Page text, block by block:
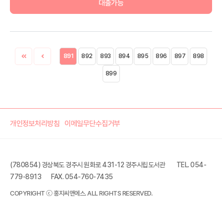
대출가능
891 892 893 894 895 896 897 898
899
개인정보처리방침 이메일무단수집거부
(780854) 경상북도 경주시 원화로 431-12 경주시립도서관
TEL. 054-
779-8913
FAX. 054-760-7435
COPYRIGHT ⓒ 홍지씨앤에스. ALL RIGHTS RESERVED.